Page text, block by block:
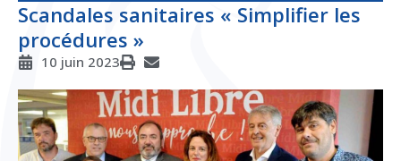
Scandales sanitaires « Simplifier les
procédures »
10 juin 2023